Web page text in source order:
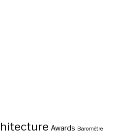
Awards Baromètre